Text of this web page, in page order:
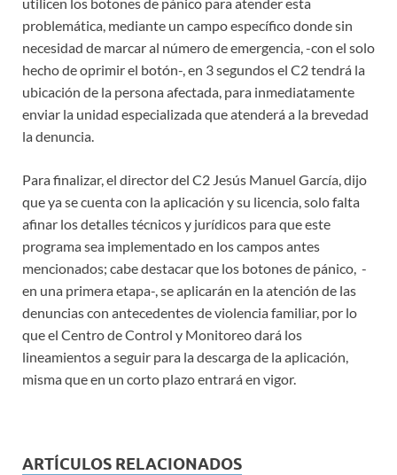
problemática, mediante un campo específico donde sin
necesidad de marcar al número de emergencia, -con el solo
hecho de oprimir el botón-, en 3 segundos el C2 tendrá la
ubicación de la persona afectada, para inmediatamente
enviar la unidad especializada que atenderá a la brevedad
la denuncia.
Para finalizar, el director del C2 Jesús Manuel García, dijo
que ya se cuenta con la aplicación y su licencia, solo falta
afinar los detalles técnicos y jurídicos para que este
programa sea implementado en los campos antes
mencionados; cabe destacar que los botones de pánico, -
en una primera etapa-, se aplicarán en la atención de las
denuncias con antecedentes de violencia familiar, por lo
que el Centro de Control y Monitoreo dará los
lineamientos a seguir para la descarga de la aplicación,
misma que en un corto plazo entrará en vigor.
ARTÍCULOS RELACIONADOS